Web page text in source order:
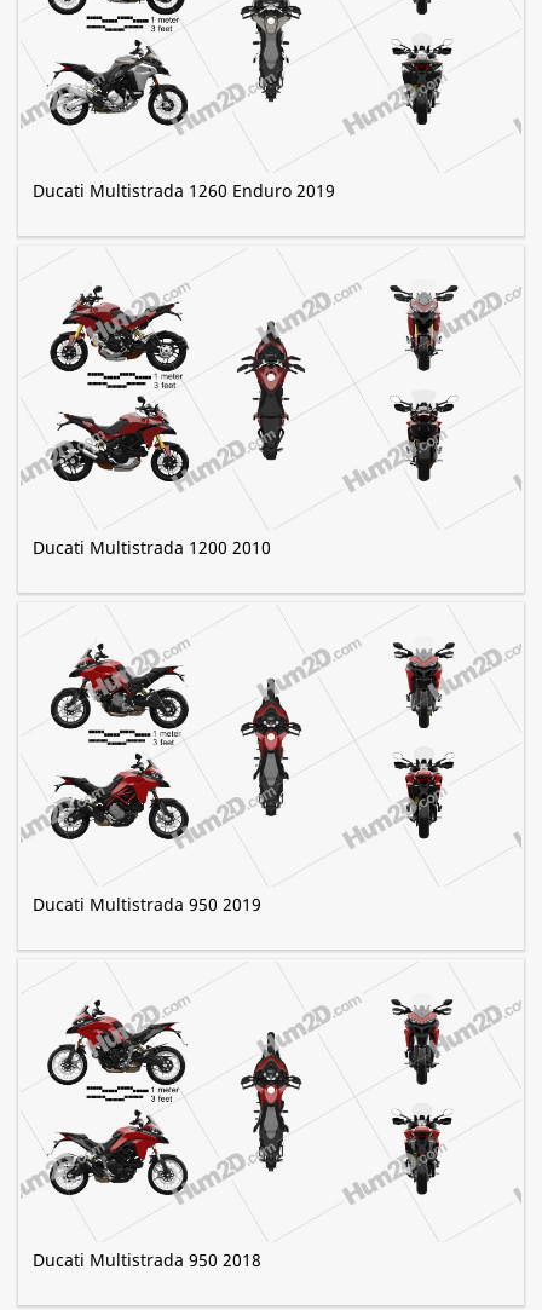
Ducati Multistrada 1260 Enduro 2019
Ducati Multistrada 1200 2010
Ducati Multistrada 950 2019
Ducati Multistrada 950 2018